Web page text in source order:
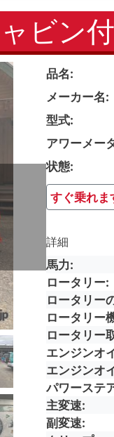
ビン付
品名
メーカー名
型式
アワーメー
状態
すぐ乗れま
詳細
馬力
ロータリー
ロータリー
ロータリー
ロータリー
エンジンオ
エンジンオ
パワーステ
主変速
副変速